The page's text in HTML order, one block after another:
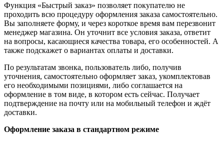
Функция «Быстрый заказ» позволяет покупателю не
проходить всю процедуру оформления заказа самостоятельно.
Вы заполняете форму, и через короткое время вам перезвонит
менеджер магазина. Он уточнит все условия заказа, ответит
на вопросы, касающиеся качества товара, его особенностей. А
также подскажет о вариантах оплаты и доставки.
По результатам звонка, пользователь либо, получив
уточнения, самостоятельно оформляет заказ, укомплектовав
его необходимыми позициями, либо соглашается на
оформление в том виде, в котором есть сейчас. Получает
подтверждение на почту или на мобильный телефон и ждёт
доставки.
Оформление заказа в стандартном режиме